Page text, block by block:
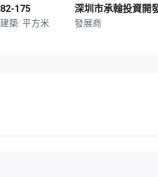
82-175
平方米
深圳市承翰投資開
發展商